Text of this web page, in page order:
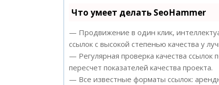
Что умеет делать SeoHammer
— Продвижение в один клик,
ссылок с высокой степенью качества у
— Регулярная проверка качества
пересчет показателей качества проекта.
— Все известные форматы ссылок: